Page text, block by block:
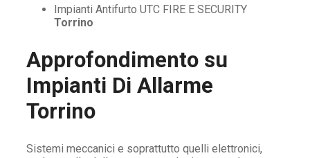
Impianti Antifurto UTC FIRE E SECURITY
Torrino
Approfondimento su
Impianti Di Allarme
Torrino
Sistemi meccanici e soprattutto quelli elettronici,